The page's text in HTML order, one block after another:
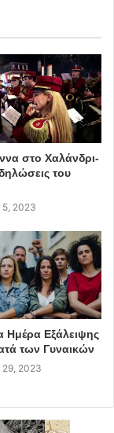
στο Χαλάνδρι-
του
5, 2023
Ημέρα Εξάλειψης
των Γυναικών
29, 2023